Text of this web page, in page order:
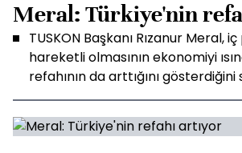
Meral: Türkiye'nin
TUSKON Başkanı Rızanur Meral,
hareketli olmasının ekonomiyi
refahının da arttığını gösterdiğini